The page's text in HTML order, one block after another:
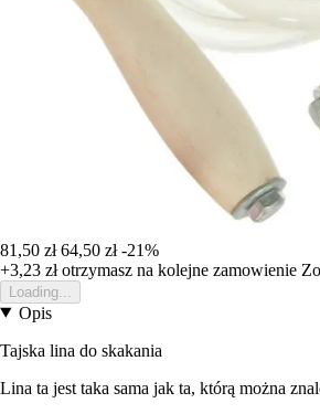
81,50 zł 64,50 zł -21%
+3,23 złotrzymasz na kolejne zamowienie
Loading...
Opis
Tajska lina do skakania
Lina ta jest taka sama jak ta, którą można